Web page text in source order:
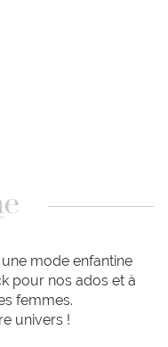
mode enfantine
pour nos ados et à
femmes.
univers !